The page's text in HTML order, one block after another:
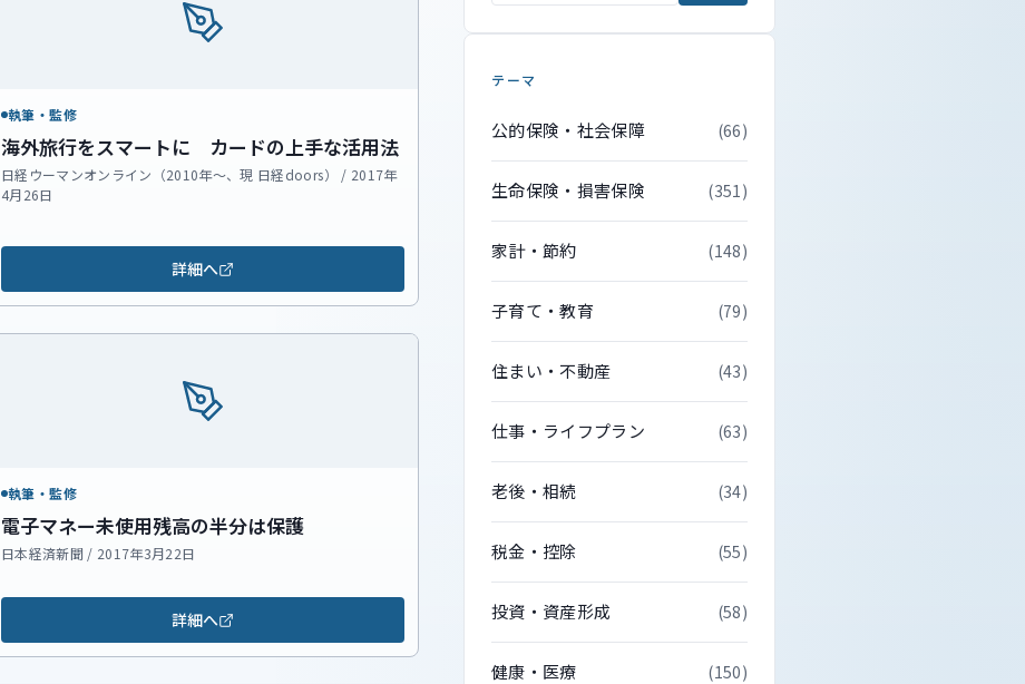
執筆・監修
海外旅行をスマートに カードの上手な活用法
日経ウーマンオンライン（2010年～、現 日経doors） / 2017年
4月26日
詳細へ
執筆・監修
電子マネー未使用残高の半分は保護
日本経済新聞 / 2017年3月22日
詳細へ
テーマ
公的保険・社会保障 (66)
生命保険・損害保険 (351)
家計・節約 (148)
子育て・教育 (79)
住まい・不動産 (43)
仕事・ライフプラン (63)
老後・相続 (34)
税金・控除 (55)
投資・資産形成 (58)
健康・医療 (150)